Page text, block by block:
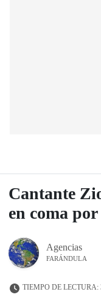
Cantante
en coma
Agencias
FARÁNDULA
TIEMPO DE LECTURA: